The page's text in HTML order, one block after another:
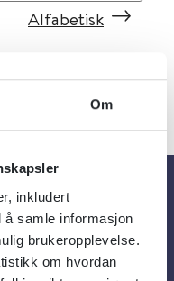
Om
inkludert
samle informasjon
brukeropplevelse.
om hvordan
Alfabetisk